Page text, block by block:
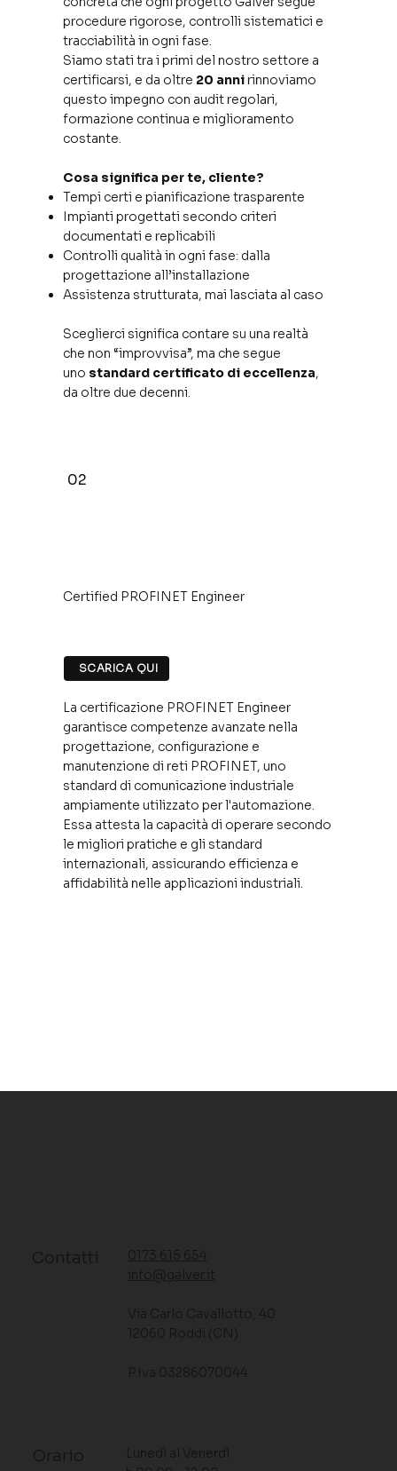
procedure rigorose, controlli sistematici e
tracciabilità in ogni fase.
Siamo stati tra i primi del nostro settore a
certificarsi, e da oltre 20 annirinnoviamo
questo impegno con audit regolari,
formazione continua e miglioramento
costante.
Cosa significa per te, cliente?
Tempi certi e pianificazione trasparente
Impianti progettati secondo criteri
documentati e replicabili
Controlli qualità in ogni fase: dalla
progettazione all’installazione
Assistenza strutturata, mai lasciata al caso
Sceglierci significa contare su una realtà
che non “improvvisa”, ma che segue
uno standard certificato di eccellenza,
da oltre due decenni.
SCARICA QUI
02
Certified PROFINET Engineer
La certificazione PROFINET Engineer
garantisce competenze avanzate nella
progettazione, configurazione e
manutenzione di reti PROFINET, uno
standard di comunicazione industriale
ampiamente utilizzato per l'automazione.
Essa attesta la capacità di operare secondo
le migliori pratiche e gli standard
internazionali, assicurando efficienza e
affidabilità nelle applicazioni industriali.
Contatti
0173 615 654
info@galver.it
Via Carlo Cavallotto, 40
12060 Roddi (CN)
P.Iva 03286070044
Orario
Lunedì al Venerdì